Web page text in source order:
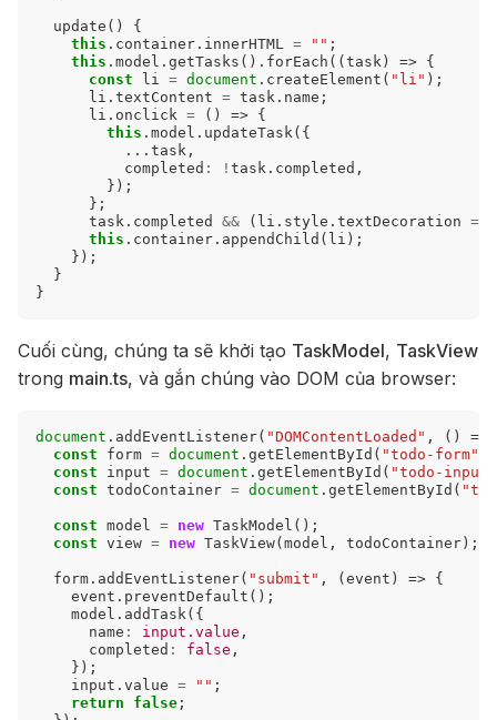
update ()
{
this . container . innerHTML = "" ;
this . model . getTasks (). forEach ((task ) => {
const
li = document . createElement ( "li" );
li . textContent = task . name ;
li . onclick = () => {
this . model . updateTask ({
... task ,
completed : ! task . completed ,
});
};
task . completed && ( li . style . textDecoration =
this . container . appendChild ( li );
});
}
}
Cuối cùng, chúng ta sẽ khởi tạo TaskModel, TaskView
trong main.ts, và gắn chúng vào DOM của browser:
document . addEventListener( "DOMContentLoaded" , ()
=>
const
form = document . getElementById ( "todo-form"
const
input = document . getElementById ( "todo-input"
const todoContainer = document . getElementById (
const model = new TaskModel ();
const view = new TaskView(model , todoContainer);
form . addEventListener( "submit" , (event ) => {
event . preventDefault ();
model . addTask ({
name : input.value ,
completed : false ,
});
input . value = "" ;
return
false ;